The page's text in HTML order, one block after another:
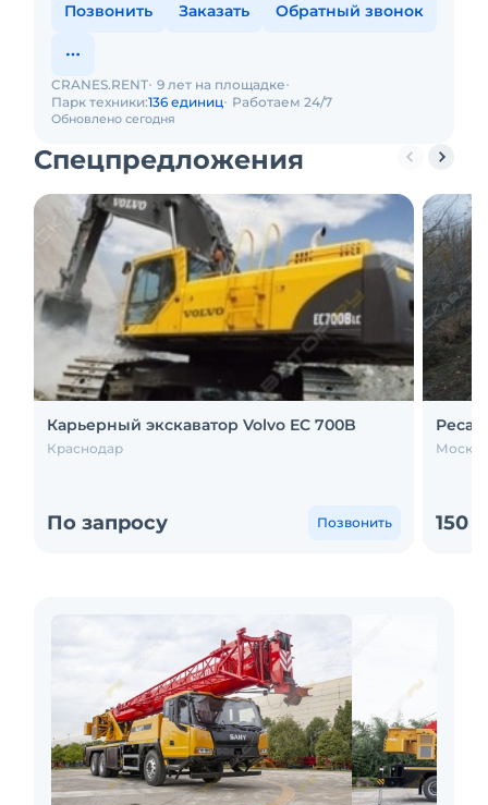
Позвонить Заказать Обратный звонок
Обновлено сегодня
CRANES.RENT 9 лет на площадке
Парк техники:136 единиц Работаем 24/7
Спецпредложения
Карьерный экскаватор Volvo EC 700B
Краснодар
По запросу Позвонить 150